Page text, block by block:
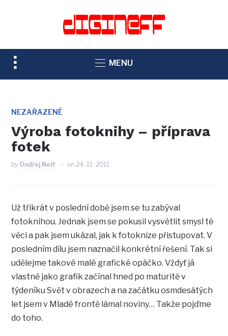
TOGGLE
SIDEBAR
NAVIGATION
MENU
NEZAŘAZENÉ
Výroba fotoknihy – příprava
fotek
by Ondřej Neff on24. 11. 2011
Už třikrát v poslední době jsem se tu zabýval
fotoknihou. Jednak jsem se pokusil vysvětlit smysl té
věci a pak jsem ukázal, jak k fotoknize přistupovat. V
posledním dílu jsem naznačil konkrétní řešení. Tak si
udělejme takové malé grafické opáčko. Vždyť já
vlastně jako grafik začínal hned po maturitě v
týdeníku Svět v obrazech a na začátku osmdesátých
let jsem v Mladé frontě lámal noviny… Takže pojďme
do toho.